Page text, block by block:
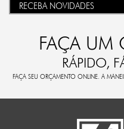
RECEBA NOVIDADES
FAÇA UM
RÁPIDO,
FAÇA SEU ORÇAMENTO ONLINE. A